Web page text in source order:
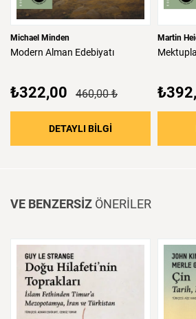
Michael Minden
Modern Alman Edebiyatı
₺322,00 460,00 ₺
DETAYLI BİLGİ : Modern Alman
Martin
VE BENZERSİZ ÖNERİLER